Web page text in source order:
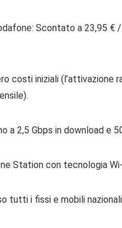
Scontato a 23,95 €
costi iniziali (l’attivazione
a 2,5 Gbps in download e
Station con tecnologia
tutti i fissi e mobili